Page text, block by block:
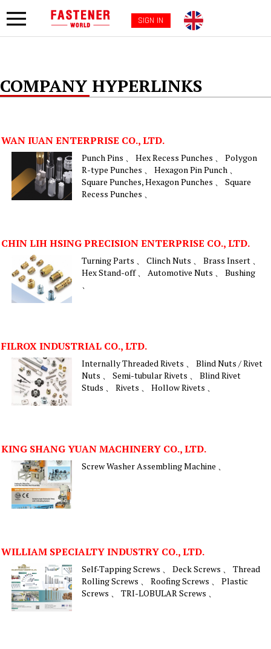
SIGN IN
COMPANY HYPERLINKS
WAN IUAN ENTERPRISE CO., LTD.
Punch Pins 、 Hex Recess Punches 、 Polygon
R-type Punches 、 Hexagon Pin Punch 、
Square Punches, Hexagon Punches 、 Square
Recess Punches 、
CHIN LIH HSING PRECISION ENTERPRISE CO., LTD.
Turning Parts 、 Clinch Nuts 、 Brass Insert 、
Hex Stand-off 、 Automotive Nuts 、 Bushing
、
FILROX INDUSTRIAL CO., LTD.
Internally Threaded Rivets 、 Blind Nuts / Rivet
Nuts 、 Semi-tubular Rivets 、 Blind Rivet
Studs 、 Rivets 、 Hollow Rivets 、
KING SHANG YUAN MACHINERY CO., LTD.
Screw Washer Assembling Machine 、
WILLIAM SPECIALTY INDUSTRY CO., LTD.
Self-Tapping Screws 、 Deck Screws 、 Thread
Rolling Screws 、 Roofing Screws 、 Plastic
Screws 、 TRI-LOBULAR Screws 、